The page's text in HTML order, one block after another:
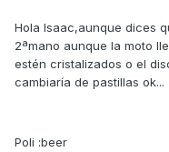
Hola Isaac,aunque dices
2ªmano aunque la moto
estén cristalizados o el
cambiaría de pastillas ok...
Poli :beer